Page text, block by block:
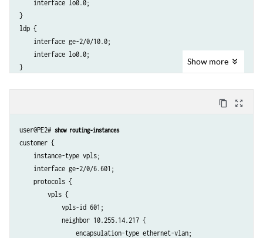
        family iso {
            address 49.0001.0102.5501.4216.00;
        }
    }
    interface lo0.0;
}
ldp {
    interface ge-2/0/10.0;
    interface lo0.0;
Show more
content_copy zoom_out_map
user@PE2# show routing-instances
customer {
    instance-type vpls;
    interface ge-2/0/6.601;
    protocols {
        vpls {
            vpls-id 601;
            neighbor 10.255.14.217 {
                encapsulation-type ethernet-vlan;